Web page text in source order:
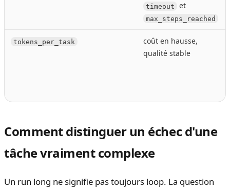
timeout et
max_steps_reached
tokens_per_task
coût en hausse,
qualité stable
Comment distinguer un échec d'une
tâche vraiment complexe
Un run long ne signifie pas toujours loop. La question